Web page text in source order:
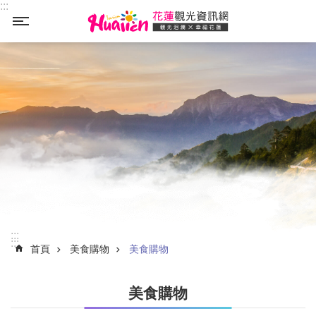
跳到主要內容區塊
:::
:::
::: 首頁 美食購物 美食購物
美食購物